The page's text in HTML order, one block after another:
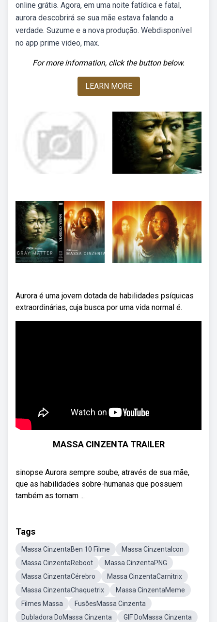
online grátis. Agora, em uma noite fatídica e fatal,
aurora descobrirá se sua mãe estava falando a
verdade. Suzume e a nova produção. Webdisponível
no app prime video, max.
For more information, click the button below.
LEARN MORE
Aurora é uma jovem dotada de habilidades psíquicas
extraordinárias, cuja busca por uma vida normal é.
MASSA CINZENTA TRAILER
sinopse Aurora sempre soube, através de sua mãe,
que as habilidades sobre-humanas que possuem
também as tornam ...
Tags
Massa CinzentaBen 10 Filme
Massa CinzentaIcon
Massa CinzentaReboot
Massa CinzentaPNG
Massa CinzentaCérebro
Massa CinzentaCarnitrix
Massa CinzentaChaquetrix
Massa CinzentaMeme
Filmes Massa
FusõesMassa Cinzenta
Dubladora DoMassa Cinzenta
GIF DoMassa Cinzenta